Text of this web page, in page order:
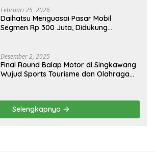
Februari 25, 2026
Daihatsu Menguasai Pasar Mobil
Segmen Rp 300 Juta, Didukung
Desember 2, 2025
Final Round Balap Motor di Singkawang
Wujud Sports Tourisme dan Olahraga
Selengkapnya